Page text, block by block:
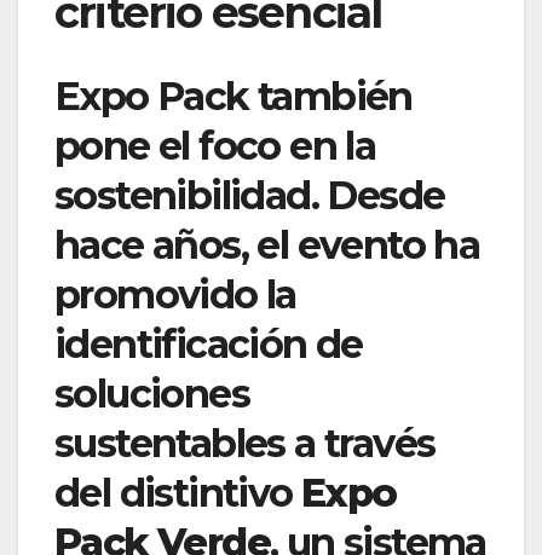
criterio esencial
Expo Pack también
pone el foco en la
sostenibilidad. Desde
hace años, el evento ha
promovido la
identificación de
soluciones
sustentables a través
del distintivo Expo
Pack Verde, un sistema